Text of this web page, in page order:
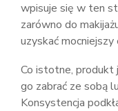
wpisuje się w ten
zarówno do
uzyskać
Co istotne, produkt
go zabrać ze sobą
Konsystencja